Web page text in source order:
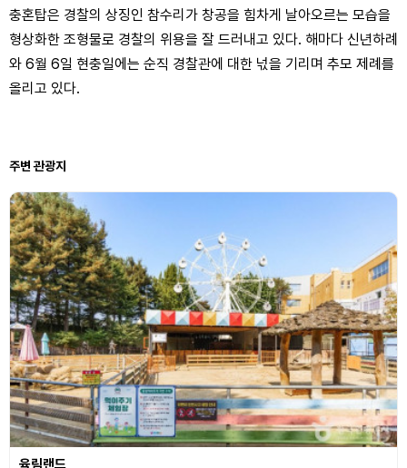
충혼탑은 경찰의 상징인 참수리가 창공을 힘차게 날아오르는 모습을
형상화한 조형물로 경찰의 위용을 잘 드러내고 있다. 해마다 신년하례
와 6월 6일 현충일에는 순직 경찰관에 대한 넋을 기리며 추모 제례를
올리고 있다.
주변 관광지
육림랜드